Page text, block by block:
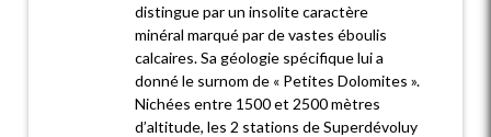
distingue par un insolite caractère
minéral marqué par de vastes éboulis
calcaires. Sa géologie spécifique lui a
donné le surnom de « Petites Dolomites ».
Nichées entre 1500 et 2500 mètres
d’altitude, les 2 stations de Superdévoluy